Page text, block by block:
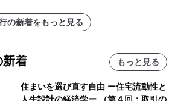
の新着をもっと見る
新着 もっと見る
住まいを選び直す自由 ー住宅流動性と
人生設計の経済学ー （第４回：取引の